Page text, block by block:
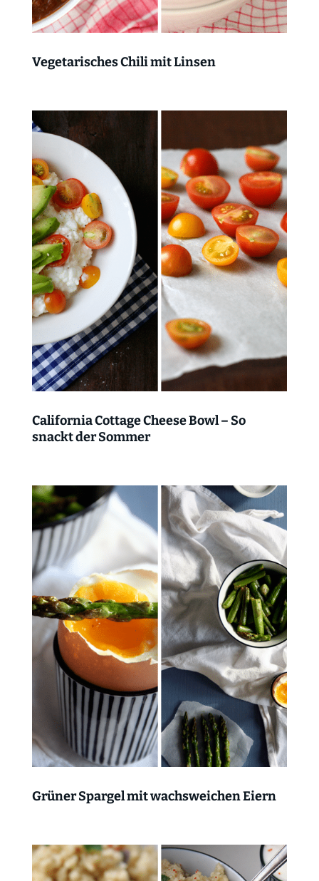
Vegetarisches Chili mit Linsen
California Cottage Cheese Bowl – So
snackt der Sommer
Grüner Spargel mit wachsweichen Eiern